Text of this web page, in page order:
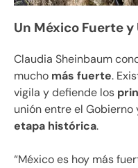
Un México Fuerte y
Claudia Sheinbaum
mucho más fuerte.
vigila y defiende los
unión entre el
etapa histórica.
“México es hoy más